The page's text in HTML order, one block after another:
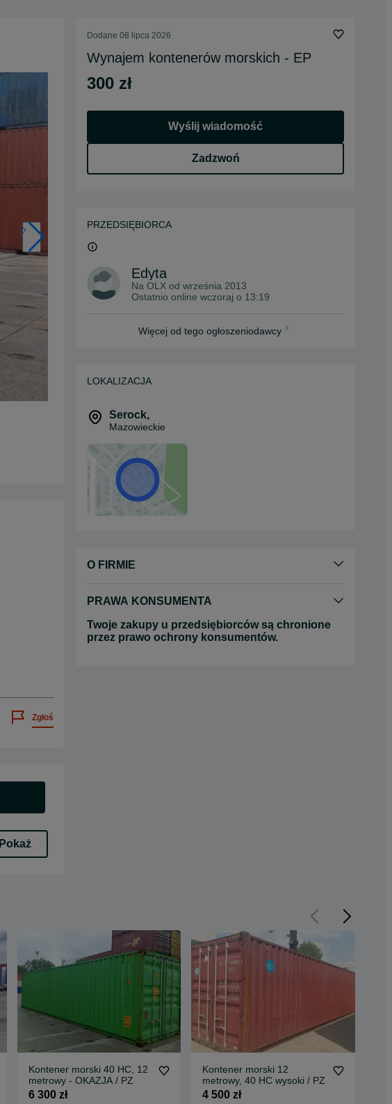
Zgłoś
Pokaż
Dodane 08 lipca 2026
Wynajem kontenerów morskich - EP
300 zł
Wyślij wiadomość
Zadzwoń
PRZEDSIĘBIORCA
Edyta
Na OLX od września 2013
Ostatnio online wczoraj o 13:19
Więcej od tego ogłoszeniodawcy
LOKALIZACJA
Serock,
Mazowieckie
O FIRMIE
PRAWA KONSUMENTA
Twoje zakupy u przedsiębiorców są chronione
przez prawo ochrony konsumentów.
Kontener morski 40 HC, 12
metrowy - OKAZJA / PZ
6 300 zł
Kontener morski 12
metrowy, 40 HC wysoki / PZ
4 500 zł